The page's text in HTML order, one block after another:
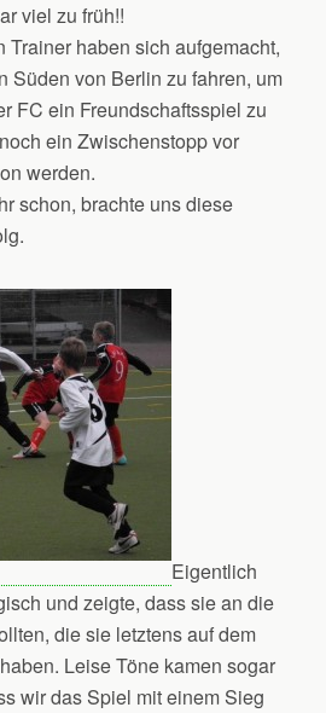
viel zu früh!!
Trainer haben sich aufgemacht,
Süden von Berlin zu fahren, um
FC ein Freundschaftsspiel zu
ein Zwischenstopp vor
werden.
schon, brachte uns diese
Eigentlich
und zeigte, dass sie an die
die sie letztens auf dem
Leise Töne kamen sogar
wir das Spiel mit einem Sieg